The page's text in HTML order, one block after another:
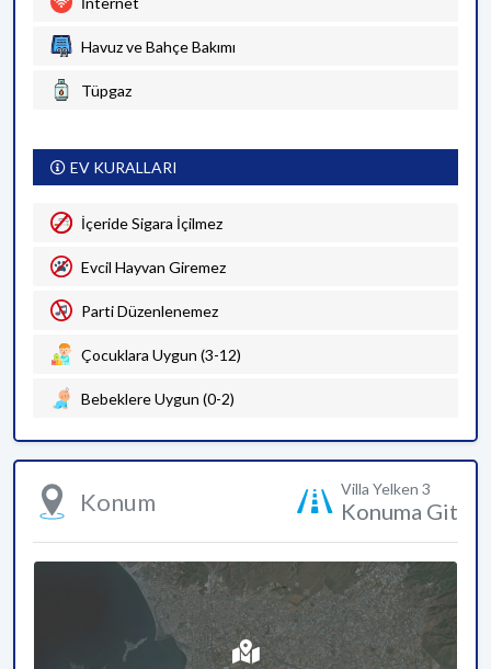
Havuz ve Bahçe Bakımı
Tüpgaz
EV KURALLARI
İçeride Sigara İçilmez
Evcil Hayvan Giremez
Parti Düzenlenemez
Çocuklara Uygun (3-12)
Bebeklere Uygun (0-2)
Konum Villa Yelken 3
Konuma Git